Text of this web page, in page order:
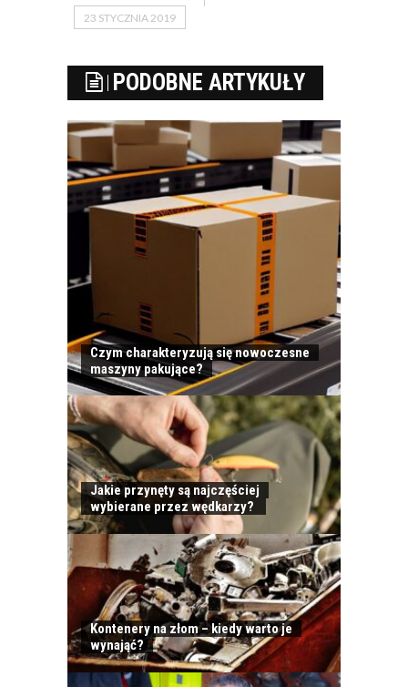
23 STYCZNIA 2019
PODOBNE ARTYKUŁY
Czym charakteryzują się nowoczesne
maszyny pakujące?
Jakie przynęty są najczęściej
wybierane przez wędkarzy?
Kontenery na złom – kiedy warto je
wynająć?